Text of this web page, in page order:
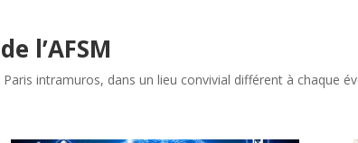
l’AFSM
intramuros, dans un lieu convivial différent à chaque